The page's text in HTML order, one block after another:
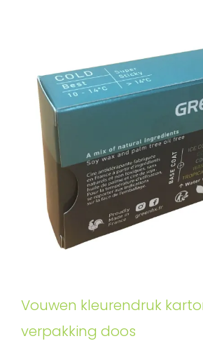
Vouwen kleurendruk
verpakking doos